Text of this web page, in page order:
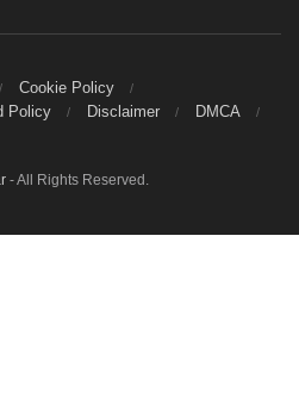
Cookie Policy
Policy Disclaimer
DMCA
- All Rights Reserved.